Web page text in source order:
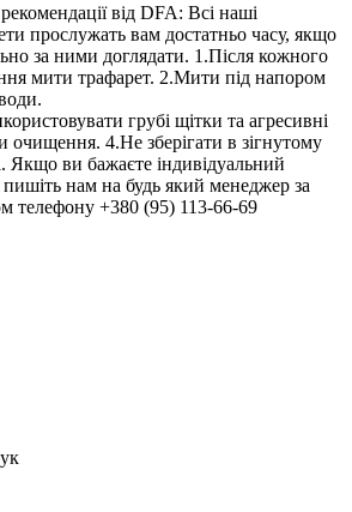
від DFA: Всі наші
прослужать вам достатньо часу, якщо
за ними доглядати. 1.Після кожного
мити трафарет. 2.Мити під напором
грубі щітки та агресивні
очищення. 4.Не зберігати в зігнутому
Якщо ви бажаєте індивідуальний
пишіть нам на будь який менеджер за
телефону +380 (95) 113-66-69